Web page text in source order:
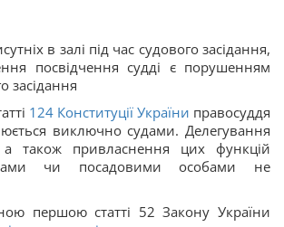
в залі під час судового засідання,
посвідчення судді є порушенням
засідання
124 Конституції України правосуддя
виключно судами. Делегування
а також привласнення цих функцій
чи посадовими особами не
першою статті 52 Закону України